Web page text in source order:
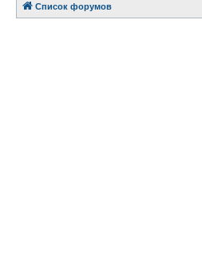
Список форумов